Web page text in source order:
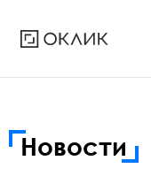
Новости